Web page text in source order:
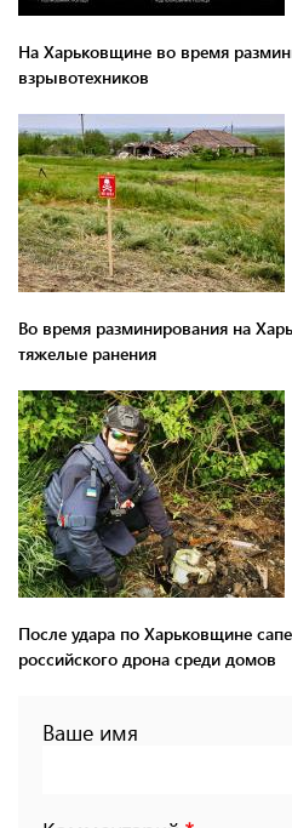
На Харьковщине во время
взрывотехников
Во время разминирования на
тяжелые ранения
После удара по Харьковщине
российского дрона среди домов
Ваше имя